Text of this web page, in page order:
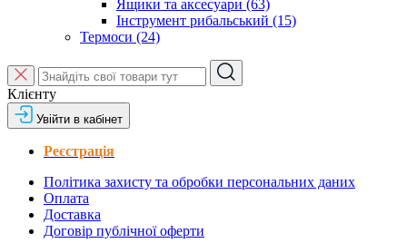
Ящики та аксесуари (63)
Інструмент рибальський (15)
Термоси (24)
Клієнту
Увійти в кабінет
Реєстрація
Політика захисту та обробки персональних даних
Оплата
Доставка
Договір публічної оферти